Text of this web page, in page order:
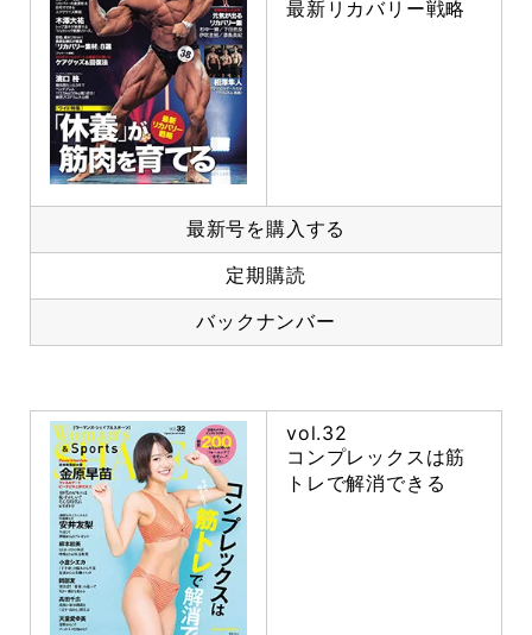
最新リカバリー戦略
最新号を購入する
定期購読
バックナンバー
vol.32
コンプレックスは筋
トレで解消できる